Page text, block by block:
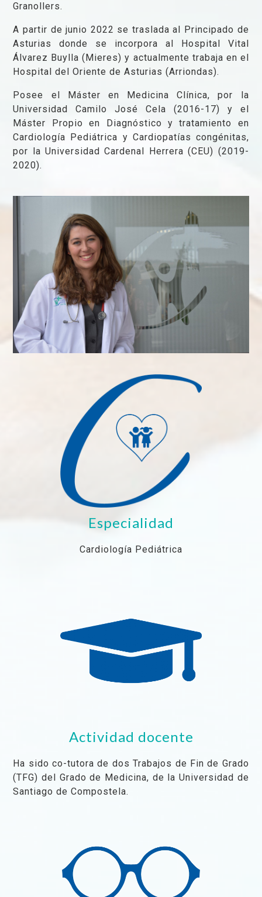
Granollers.
A partir de junio 2022 se traslada al Principado de
Asturias donde se incorpora al Hospital Vital
Álvarez Buylla (Mieres) y actualmente trabaja en el
Hospital del Oriente de Asturias (Arriondas).
Posee el Máster en Medicina Clínica, por la
Universidad Camilo José Cela (2016-17) y el
Máster Propio en Diagnóstico y tratamiento en
Cardiología Pediátrica y Cardiopatías congénitas,
por la Universidad Cardenal Herrera (CEU) (2019-
2020).
Especialidad
Cardiología Pediátrica
Actividad docente
Ha sido co-tutora de dos Trabajos de Fin de Grado
(TFG) del Grado de Medicina, de la Universidad de
Santiago de Compostela.